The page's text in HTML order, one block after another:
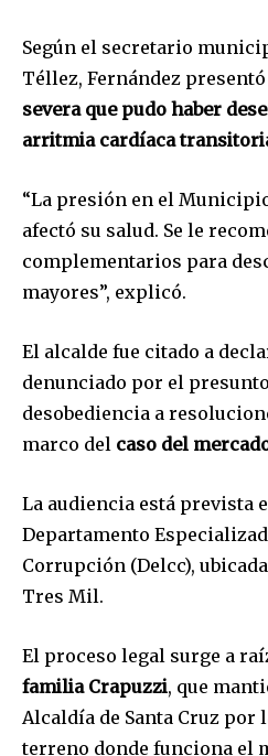
Según el secretario
Téllez, Fernández
severa que pudo haber
arritmia cardíaca
“La presión en el
afectó su salud. Se le
complementarios para
mayores”, explicó.
El alcalde fue citado a
denunciado por el
desobediencia a
marco del caso del
La audiencia está prevista
Departamento
Corrupción (Delcc),
Tres Mil.
El proceso legal surge a
familia Crapuzzi, que
Alcaldía de Santa Cruz por
terreno donde funciona el